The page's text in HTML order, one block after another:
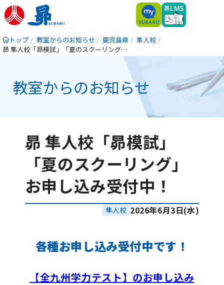
トップ 教室からのお知らせ 鹿児島県
隼人校
昴 隼人校「昴模試」「夏のスクーリング」お申し込み受付中！
教室からのお知らせ
昴 隼人校「昴模試」
「夏のスクーリング」
お申し込み受付中！
隼人校 2026年6月3日(水)
各種お申し込み受付中です！
【全九州学力テスト】のお申し込み